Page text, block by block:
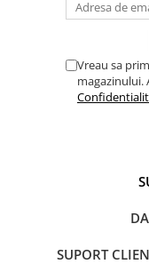
Echipamente
Accesorii sisteme
Compactoare
Maiuri compactoare
Placi compactoare
Accesorii compactoare
Betoniere si
Malaxoare
Vreau sa
magazinului.
SUPORT